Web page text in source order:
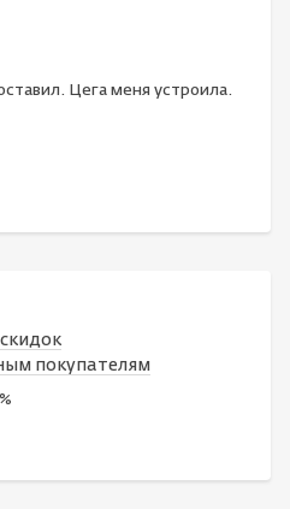
Цега меня устроила.
покупателям